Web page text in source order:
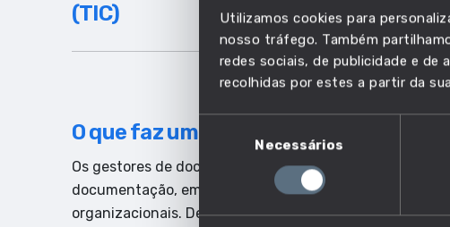
Utilizamos cookies para
nosso tráfego. Também
redes sociais, de publicidade e de
recolhidas por estes a partir da
consentimento
Necessários
(TIC)
O que faz um gestor de documentação
Os gestores de documentação TIC são responsáveis
documentação, em conformidade com os requisitos
organizacionais. Definem, controlam e orientam os